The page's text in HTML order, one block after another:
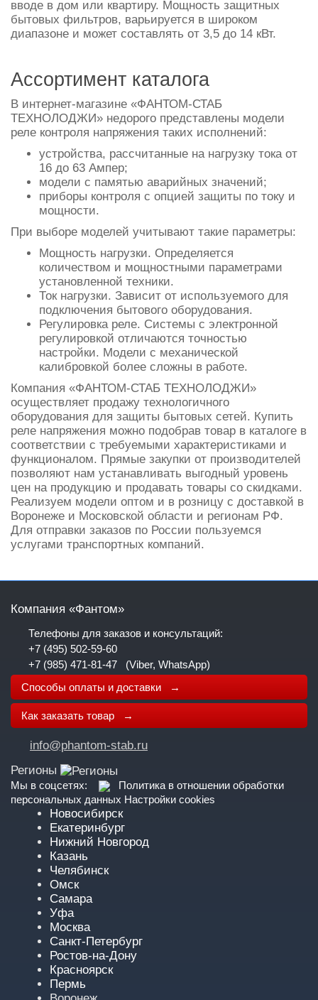
вводе в дом или квартиру. Мощность защитных
бытовых фильтров, варьируется в широком
диапазоне и может составлять от 3,5 до 14 кВт.
Ассортимент каталога
В интернет-магазине «ФАНТОМ-СТАБ
ТЕХНОЛОДЖИ» недорого представлены модели
реле контроля напряжения таких исполнений:
устройства, рассчитанные на нагрузку тока от
16 до 63 Ампер;
модели с памятью аварийных значений;
приборы контроля с опцией защиты по току и
мощности.
При выборе моделей учитывают такие параметры:
Мощность нагрузки. Определяется
количеством и мощностными параметрами
установленной техники.
Ток нагрузки. Зависит от используемого для
подключения бытового оборудования.
Регулировка реле. Системы с электронной
регулировкой отличаются точностью
настройки. Модели с механической
калибровкой более сложны в работе.
Компания «ФАНТОМ-СТАБ ТЕХНОЛОДЖИ»
осуществляет продажу технологичного
оборудования для защиты бытовых сетей. Купить
реле напряжения можно подобрав товар в каталоге в
соответствии с требуемыми характеристиками и
функционалом. Прямые закупки от производителей
позволяют нам устанавливать выгодный уровень
цен на продукцию и продавать товары со скидками.
Реализуем модели оптом и в розницу с доставкой в
Воронеже и Московской области и регионам РФ.
Для отправки заказов по России пользуемся
услугами транспортных компаний.
Компания «Фантом»
Телефоны для заказов и консультаций:
+7 (495) 502-59-60
+7 (985) 471-81-47 (Viber, WhatsApp)
Способы оплаты и доставки →
Как заказать товар →
info@phantom-stab.ru
Регионы
Мы в соцсетях:
Политика в отношении обработки
персональных данных Настройки cookies
Новосибирск
Екатеринбург
Нижний Новгород
Казань
Челябинск
Омск
Самара
Уфа
Москва
Санкт-Петербург
Ростов-на-Дону
Красноярск
Пермь